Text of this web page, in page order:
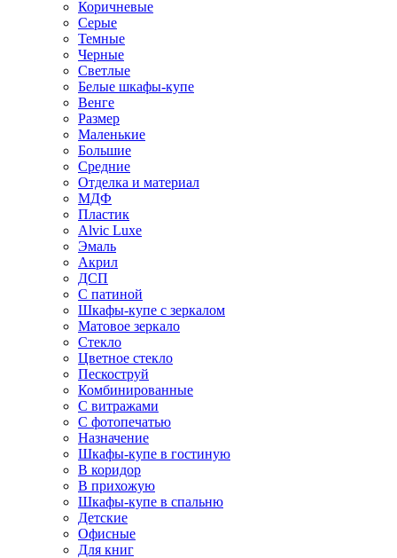
Коричневые
Серые
Темные
Черные
Светлые
Белые шкафы-купе
Венге
Размер
Маленькие
Большие
Средние
Отделка и материал
МДФ
Пластик
Alvic Luxe
Эмаль
Акрил
ДСП
С патиной
Шкафы-купе с зеркалом
Матовое зеркало
Стекло
Цветное стекло
Пескоструй
Комбинированные
С витражами
С фотопечатью
Назначение
Шкафы-купе в гостиную
В коридор
В прихожую
Шкафы-купе в спальню
Детские
Офисные
Для книг